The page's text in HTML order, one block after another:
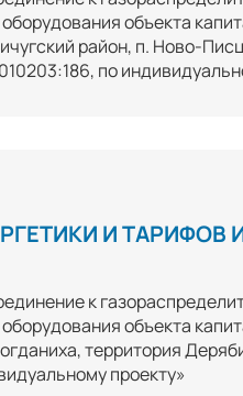
объекта
район, п. Ново-
по
И ТАРИФОВ
к
объекта
территория
проекту»